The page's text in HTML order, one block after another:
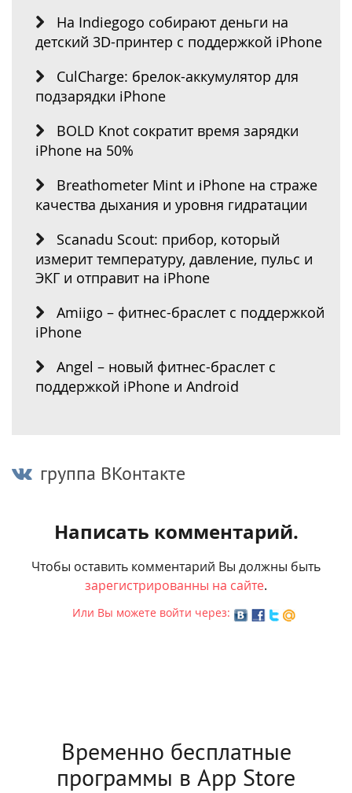
На Indiegogo собирают деньги на
детский 3D-принтер с поддержкой iPhone
CulCharge: брелок-аккумулятор для
подзарядки iPhone
BOLD Knot сократит время зарядки
iPhone на 50%
Breathometer Mint и iPhone на страже
качества дыхания и уровня гидратации
Scanadu Scout: прибор, который
измерит температуру, давление, пульс и
ЭКГ и отправит на iPhone
Amiigo – фитнес-браслет с поддержкой
iPhone
Angel – новый фитнес-браслет с
поддержкой iPhone и Android
группа ВКонтакте
Написать комментарий.
Чтобы оставить комментарий Вы должны быть
зарегистрированны на сайте.
Или Вы можете войти через:
Временно бесплатные
программы в App Store